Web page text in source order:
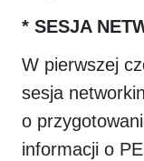
* SESJA
W pierwszej
sesja
o
informacji o